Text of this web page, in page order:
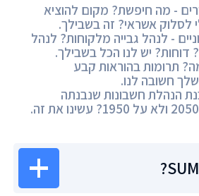
- מה חיפשת? מקום להוציא
לסלוק אשראי? זה בשבילך.
- לנהל גבייה מלקוחות? לנהל
יש לנו הכל בשבילך.
תרומות בהוראות קבע
חשובה לנו.
הנהלת חשבונות שנבנתה
במחשבה על שנת 2050 ולא על 1950? עשינו את זה.